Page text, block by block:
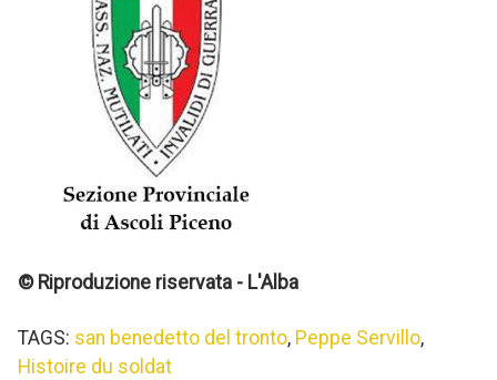
© Riproduzione riservata - L'Alba
TAGS: san benedetto del tronto, Peppe Servillo,
Histoire du soldat